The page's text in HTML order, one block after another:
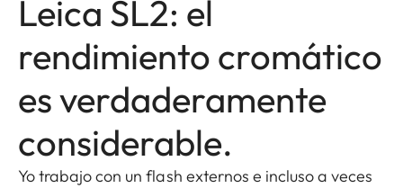
Leica SL2: el
rendimiento cromático
es verdaderamente
considerable.
Yo trabajo con un flash externos e incluso a veces